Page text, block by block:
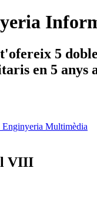
5
en 5 anys
Multimèdia
VIII